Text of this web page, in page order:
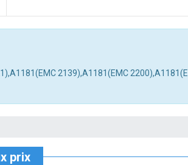
2139),A1181(EMC
prix